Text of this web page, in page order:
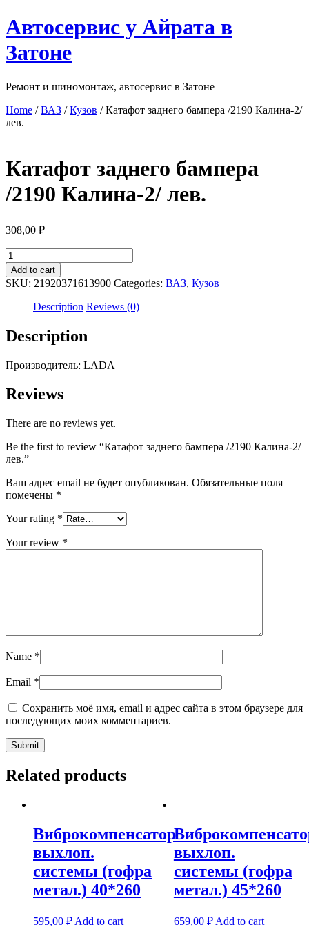
Перейти
к
содержимому
Автосервис у Айрата в
Затоне
Ремонт и шиномонтаж, автосервис в Затоне
Home /ВАЗ /Кузов / Катафот заднего бампера /2190 Калина-2/
лев.
Катафот заднего бампера
/2190 Калина-2/ лев.
308,00 ₽
Катафот
заднего
бампера
/2190
Калина-2/
quantity
Add to cart
SKU: 21920371613900 Categories: ВАЗ, Кузов
Description Reviews (0)
Description
Производитель: LADA
Reviews
There are no reviews yet.
Be the first to review “Катафот заднего бампера /2190 Калина-2/
лев.”
Ваш адрес email не будет опубликован. Обязательные поля
помечены *
Your rating *
Your review *
Name *
Email *
Сохранить моё имя, email и адрес сайта в этом браузере для
последующих моих комментариев.
Related products
Виброкомпенсатор
выхлоп.
системы (гофра
метал.) 40*260
595,00 ₽ Add to cart
выхлоп.
системы (гофра
метал.) 45*260
659,00 ₽ Add to cart